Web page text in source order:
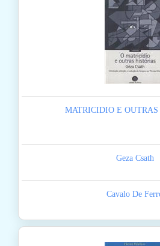
MATRICIDIO E
Geza Csath
Cavalo De